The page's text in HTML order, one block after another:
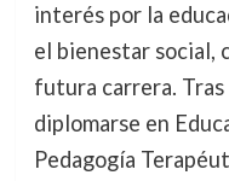
interés por la
el bienestar social,
futura carrera. Tras
diplomarse en
Pedagogía